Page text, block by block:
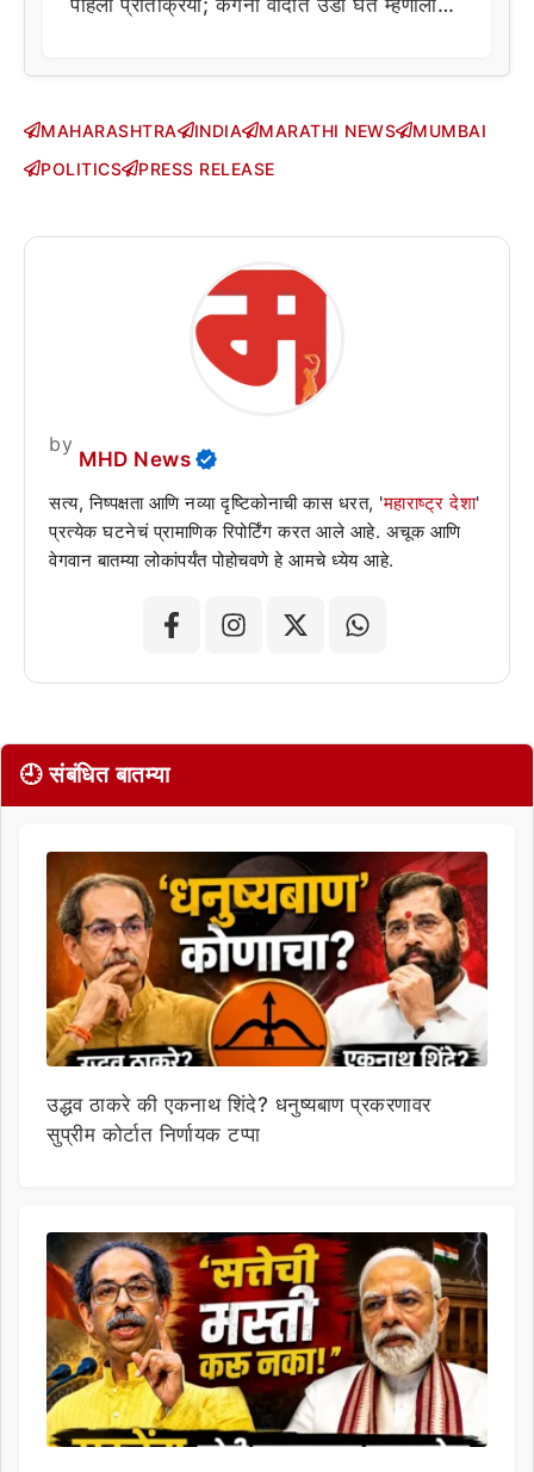
पहिली प्रतिक्रिया; कंगना वादात उडी घेत म्हणाला…
MAHARASHTRA INDIA MARATHI NEWS
MUMBAI
POLITICS
PRESS RELEASE
by
MHD News
सत्य, निष्पक्षता आणि नव्या दृष्टिकोनाची कास धरत, 'महाराष्ट्र देशा'
प्रत्येक घटनेचं प्रामाणिक रिपोर्टिंग करत आले आहे. अचूक आणि
वेगवान बातम्या लोकांपर्यंत पोहोचवणे हे आमचे ध्येय आहे.
🕘 संबंधित बातम्या
उद्धव ठाकरे की एकनाथ शिंदे? धनुष्यबाण प्रकरणावर
सुप्रीम कोर्टात निर्णायक टप्पा